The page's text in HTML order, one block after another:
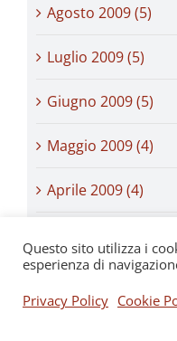
Agosto 2009 (5)
Luglio 2009 (5)
Giugno 2009 (5)
Maggio 2009 (4)
Aprile 2009 (4)
Febbraio 2009 (3)
Questo sito utilizza i
esperienza di
Privacy Policy Cookie